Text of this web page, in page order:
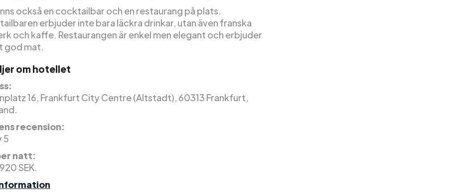
också en cocktailbar och en restaurang på plats.
erbjuder inte bara läckra drinkar, utan även franska
och kaffe. Restaurangen är enkel men elegant och erbjuder
god mat.
om hotellet
16, Frankfurt City Centre (Altstadt), 60313 Frankfurt,
recension:
5
natt:
SEK.